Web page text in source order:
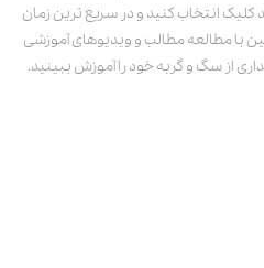
کلیک انتخاب کنید و در سریع ترین زمان
مطالعه مطالب و ویدیوهای آموزشی
از سگ و گربه خود را آموزش ببینید.